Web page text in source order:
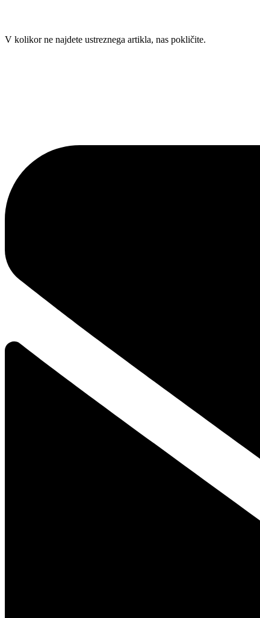
Skip
V kolikor ne najdete ustreznega artikla, nas pokličite.